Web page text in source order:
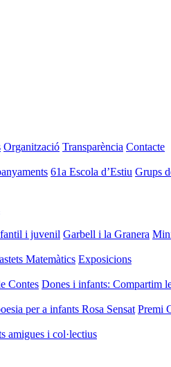
Organització Transparència Contacte
61a Escola d’Estiu Grups
i juvenil Garbell i la Granera
Matemàtics Exposicions
Contes Dones i infants: Compartim
per a infants Rosa Sensat Premi
amigues i col·lectius